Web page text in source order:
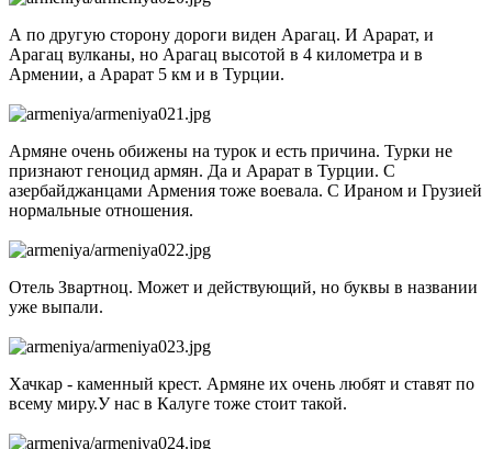
А по другую сторону дороги виден Арагац. И Арарат, и
Арагац вулканы, но Арагац высотой в 4 километра и в
Армении, а Арарат 5 км и в Турции.
Армяне очень обижены на турок и есть причина. Турки не
признают геноцид армян. Да и Арарат в Турции. С
азербайджанцами Армения тоже воевала. С Ираном и Грузией
нормальные отношения.
Отель Звартноц. Может и действующий, но буквы в названии
уже выпали.
Хачкар - каменный крест. Армяне их очень любят и ставят по
всему миру.У нас в Калуге тоже стоит такой.